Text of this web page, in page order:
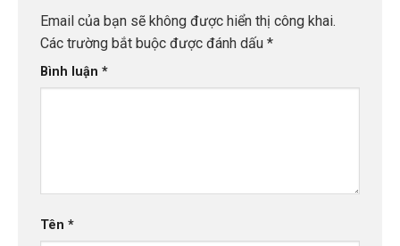
Email của bạn sẽ không được hiển thị công khai.
Các trường bắt buộc được đánh dấu *
Bình luận *
Tên *